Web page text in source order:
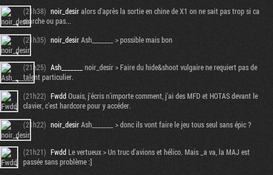
(21h38) noir_desiralors d'après la sortie en chine de X1 on ne sait pas trop si ca
marche ou pas...
(21h35) noir_desirAsh_______ > possible mais bon
(21h25) Ash_______
noir_desir > Faire du hide&shoot vulgaire ne requiert pas de
talent particulier.
(21h22) FwddOuais, j'écris n'importe comment, j'ai des MFD et HOTAS devant le
clavier, c'est hardcore pour y accéder.
(21h22) noir_desirAsh_______ > donc ils vont faire le jeu tous seul sans épic ?
(21h21) Fwdd Le vertueux > Un truc d'avions et hélico. Mais _a va, la MAJ est
passée sans problème :]